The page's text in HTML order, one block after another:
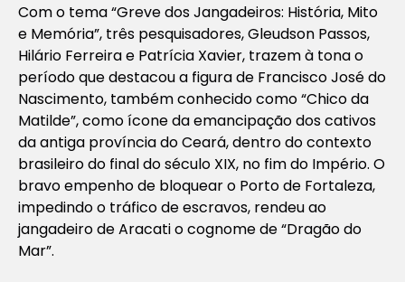
Com o tema “Greve dos Jangadeiros: História, Mito
e Memória”, três pesquisadores, Gleudson Passos,
Hilário Ferreira e Patrícia Xavier, trazem à tona o
período que destacou a figura de Francisco José do
Nascimento, também conhecido como “Chico da
Matilde”, como ícone da emancipação dos cativos
da antiga província do Ceará, dentro do contexto
brasileiro do final do século XIX, no fim do Império. O
bravo empenho de bloquear o Porto de Fortaleza,
impedindo o tráfico de escravos, rendeu ao
jangadeiro de Aracati o cognome de “Dragão do
Mar”.